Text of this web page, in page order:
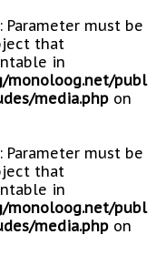
Parameter must be
that
in
monoloog.net/publ
media.php on
Parameter must be
that
in
monoloog.net/publ
media.php on